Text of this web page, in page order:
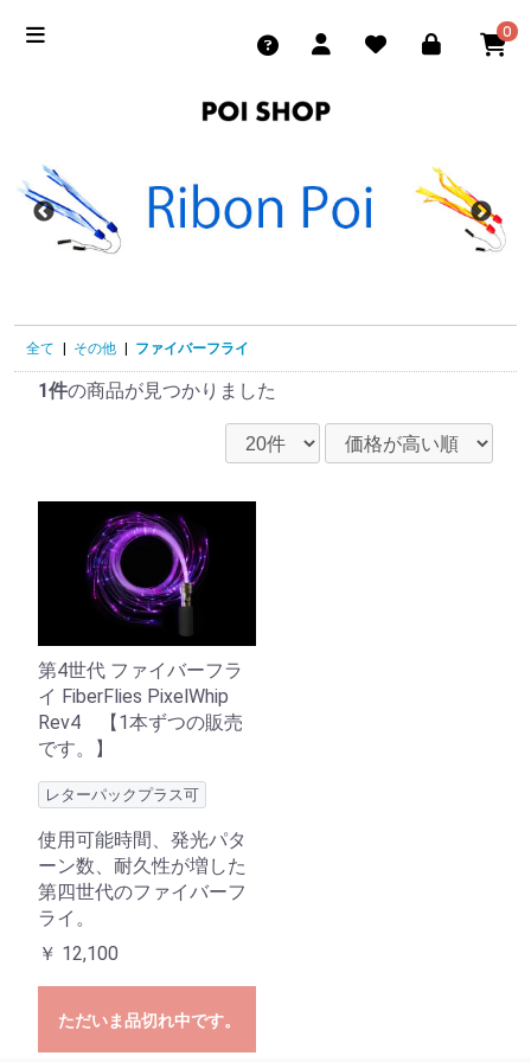
0
全て | その他 | ファイバーフライ
1件の商品が見つかりました
第4世代 ファイバーフラ
イ FiberFlies PixelWhip
Rev4 【1本ずつの販売
です。】
レターパックプラス可
使用可能時間、発光パタ
ーン数、耐久性が増した
第四世代のファイバーフ
ライ。
￥ 12,100
ただいま品切れ中です。